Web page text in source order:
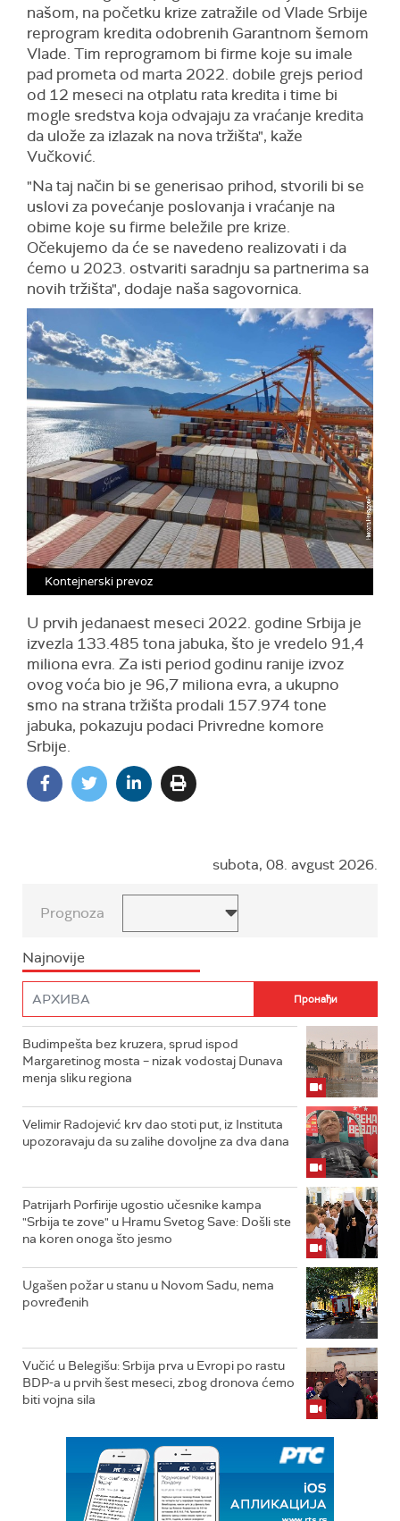
našom, na početku krize zatražile od Vlade Srbije
reprogram kredita odobrenih Garantnom šemom
Vlade. Tim reprogramom bi firme koje su imale
pad prometa od marta 2022. dobile grejs period
od 12 meseci na otplatu rata kredita i time bi
mogle sredstva koja odvajaju za vraćanje kredita
da ulože za izlazak na nova tržišta", kaže
Vučković.
"Na taj način bi se generisao prihod, stvorili bi se
uslovi za povećanje poslovanja i vraćanje na
obime koje su firme beležile pre krize.
Očekujemo da će se navedeno realizovati i da
ćemo u 2023. ostvariti saradnju sa partnerima sa
novih tržišta", dodaje naša sagovornica.
Kontejnerski prevoz
U prvih jedanaest meseci 2022. godine Srbija je
izvezla 133.485 tona jabuka, što je vredelo 91,4
miliona evra. Za isti period godinu ranije izvoz
ovog voća bio je 96,7 miliona evra, a ukupno
smo na strana tržišta prodali 157.974 tone
jabuka, pokazuju podaci Privredne komore
Srbije.
subota, 08. avgust 2026.
Prognoza
Najnovije
Budimpešta bez kruzera, sprud ispod
Margaretinog mosta – nizak vodostaj Dunava
menja sliku regiona
Velimir Radojević krv dao stoti put, iz Instituta
upozoravaju da su zalihe dovoljne za dva dana
Patrijarh Porfirije ugostio učesnike kampa
"Srbija te zove" u Hramu Svetog Save: Došli ste
na koren onoga što jesmo
Ugašen požar u stanu u Novom Sadu, nema
povređenih
Vučić u Belegišu: Srbija prva u Evropi po rastu
BDP-a u prvih šest meseci, zbog dronova ćemo
biti vojna sila